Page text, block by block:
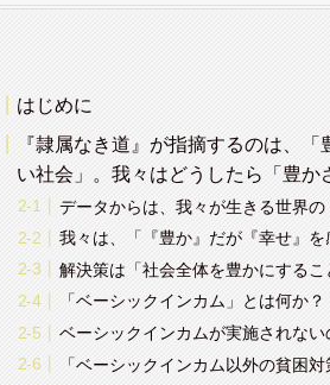
はじめに
『隷属なき道』が指摘するのは、
い社会」。我々はどうしたら「豊か
データからは、我々が生きる世界
我々は、「『豊か』だが『幸せ』
解決策は「社会全体を豊かにする
「ベーシックインカム」とは何か？
ベーシックインカムが実施されな
「ベーシックインカム以外の貧困